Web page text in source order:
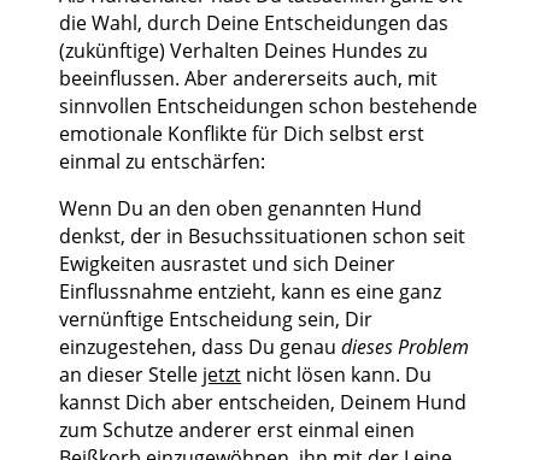
die Wahl, durch Deine Entscheidungen das
(zukünftige) Verhalten Deines Hundes zu
beeinflussen. Aber andererseits auch, mit
sinnvollen Entscheidungen schon bestehende
emotionale Konflikte für Dich selbst erst
einmal zu entschärfen:
Wenn Du an den oben genannten Hund
denkst, der in Besuchssituationen schon seit
Ewigkeiten ausrastet und sich Deiner
Einflussnahme entzieht, kann es eine ganz
vernünftige Entscheidung sein, Dir
einzugestehen, dass Du genaudieses Problem
an dieser Stelle jetzt nicht lösen kann. Du
kannst Dich aber entscheiden, Deinem Hund
zum Schutze anderer erst einmal einen